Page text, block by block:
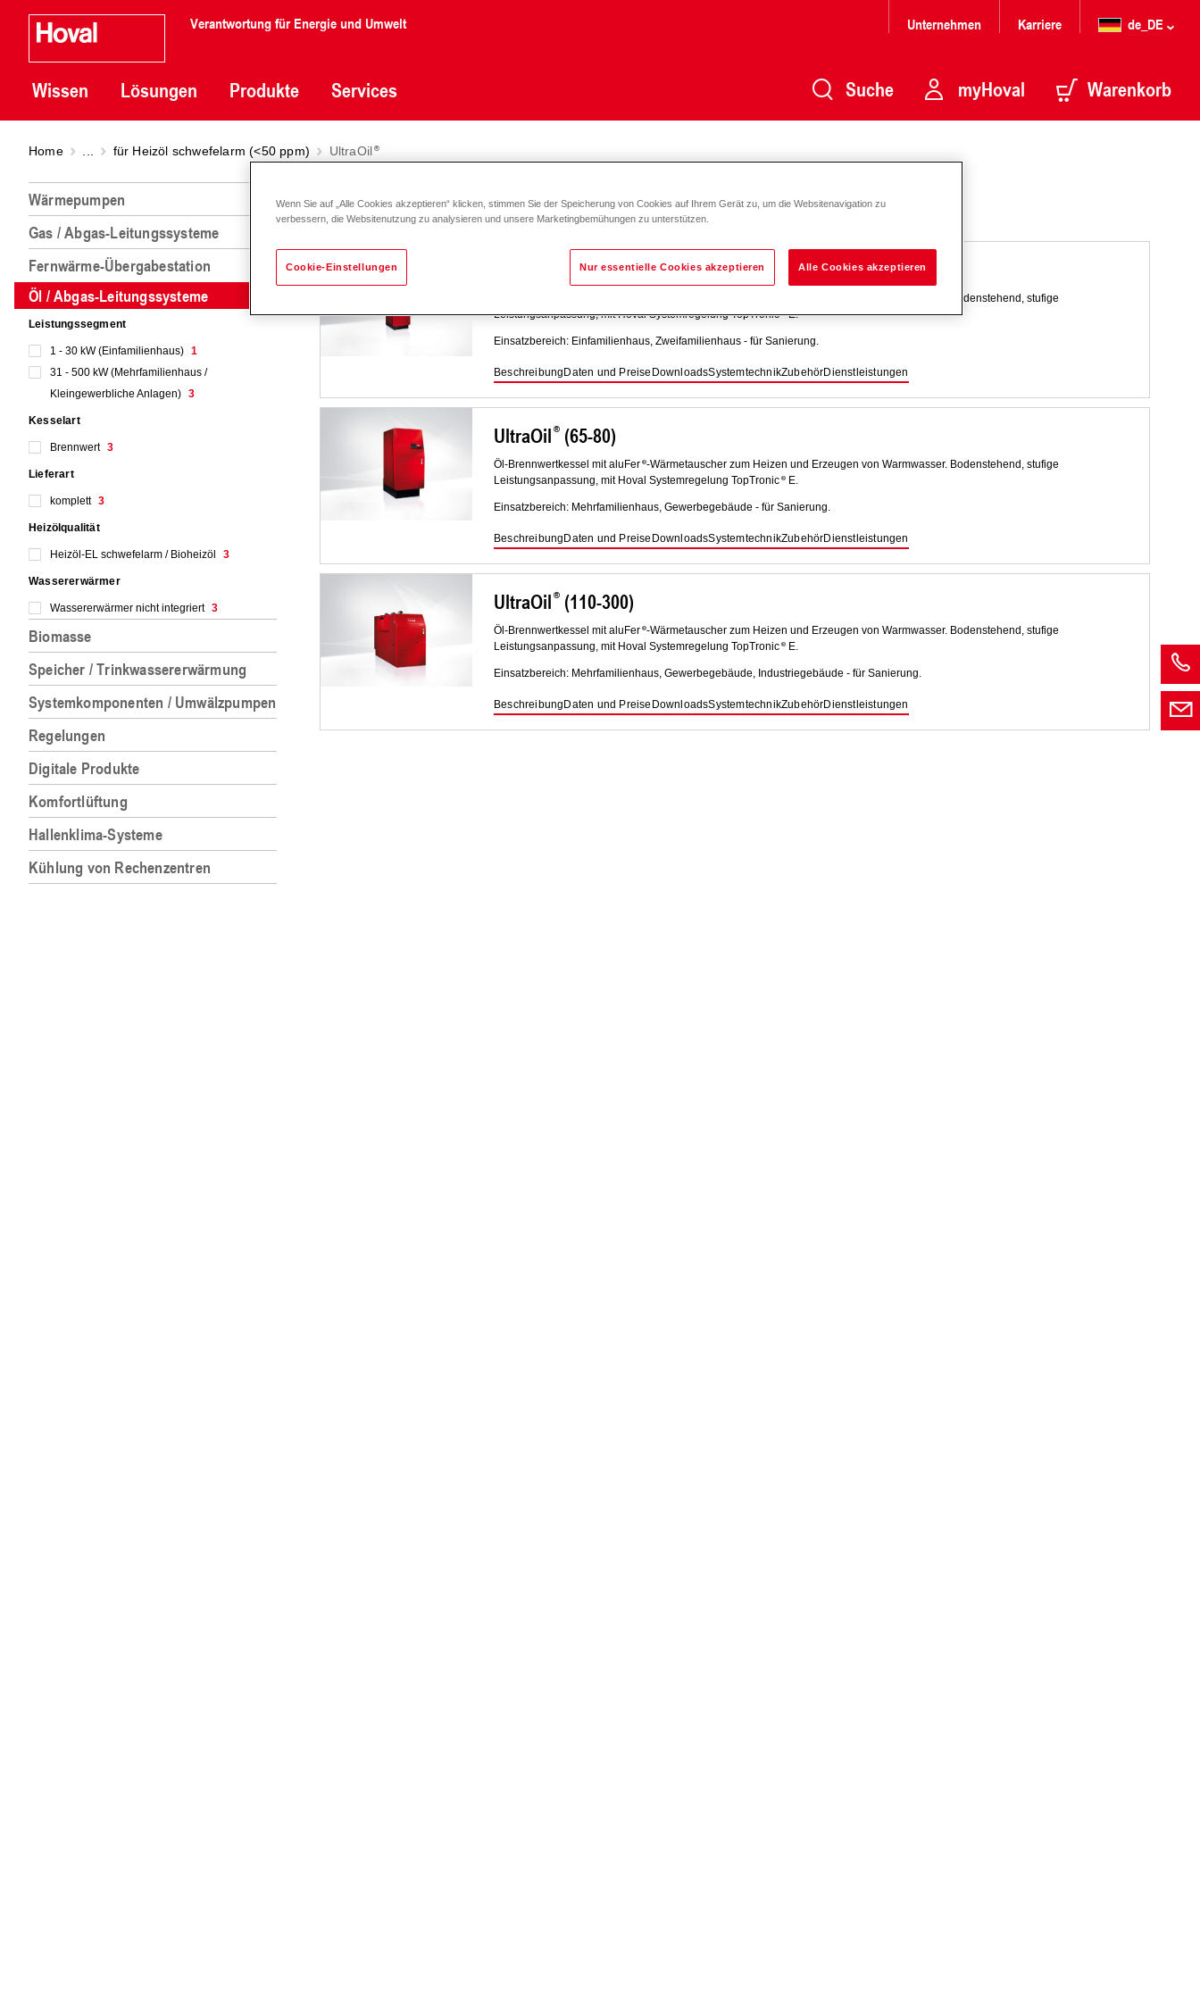
Verantwortung für Energie und Umwelt
Wissen Lösungen Produkte Services
Unternehmen Karriere de_DE
Suche myHoval Warenkorb
Home für Heizöl schwefelarm (<50 ppm) UltraOil
Wärmepumpen
Gas / Abgas-Leitungssysteme
Fernwärme-Übergabestation
Öl / Abgas-Leitungssysteme
Leistungssegment
1 - 30 kW (Einfamilienhaus) 1
31 - 500 kW (Mehrfamilienhaus /
Kleingewerbliche Anlagen) 3
Kesselart
Brennwert 3
Lieferart
komplett 3
Heizölqualität
Heizöl-EL schwefelarm / Bioheizöl 3
Wassererwärmer
Wassererwärmer nicht integriert 3
Biomasse
Speicher / Trinkwassererwärmung
Systemkomponenten / Umwälzpumpen
Regelungen
Digitale Produkte
Komfortlüftung
Hallenklima-Systeme
Kühlung von Rechenzentren
UltraOil
(16-50)
-Wärmetauscher zum Heizen und Erzeugen von Warmwasser. Bodenstehend, stufige
Leistungsanpassung, mit Hoval Systemregelung TopTronic E.
Einsatzbereich: Einfamilienhaus, Zweifamilienhaus - für Sanierung.
Beschreibung Daten und Preise DownloadsSystemtechnikZubehörDienstleistungen
UltraOil (65-80)
Öl-Brennwertkessel mit aluFer -Wärmetauscher zum Heizen und Erzeugen von Warmwasser. Bodenstehend, stufige
Leistungsanpassung, mit Hoval Systemregelung TopTronic
E.
Einsatzbereich: Mehrfamilienhaus, Gewerbegebäude - für Sanierung.
Beschreibung Daten und Preise DownloadsSystemtechnikZubehörDienstleistungen
UltraOil (110-300)
Öl-Brennwertkessel mit aluFer -Wärmetauscher zum Heizen und Erzeugen von Warmwasser. Bodenstehend, stufige
Leistungsanpassung, mit Hoval Systemregelung TopTronic
E.
Einsatzbereich: Mehrfamilienhaus, Gewerbegebäude, Industriegebäude - für Sanierung.
Beschreibung Daten und Preise DownloadsSystemtechnikZubehörDienstleistungen
Wenn Sie auf „Alle Cookies akzeptieren“ klicken, stimmen Sie der Speicherung von Cookies auf Ihrem Gerät zu, um die Websitenavigation zu
verbessern, die Websitenutzung zu analysieren und unsere Marketingbemühungen zu unterstützen.
Cookie-Einstellungen Nur essentielle Cookies akzeptieren Alle Cookies akzeptieren